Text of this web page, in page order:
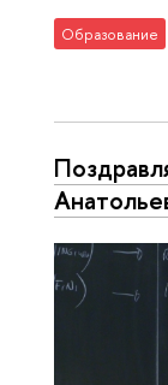
Образование